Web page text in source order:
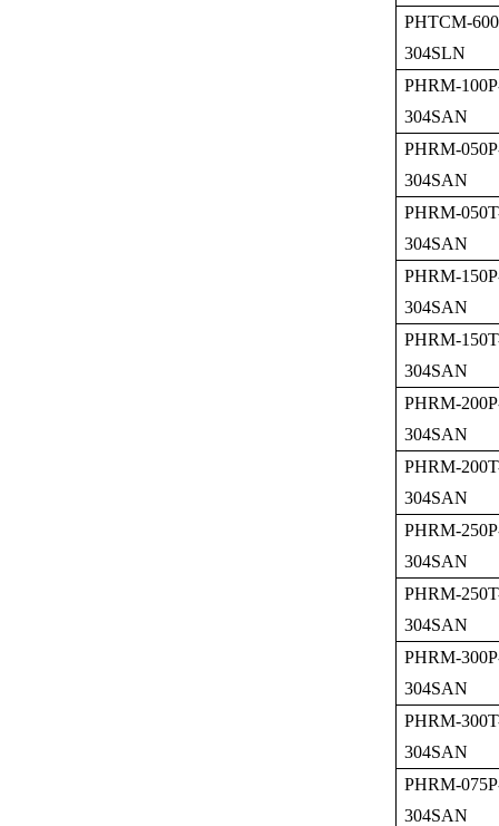
PHTCM-
304SLN
PHRM-
304SAN
PHRM-
304SAN
PHRM-
304SAN
PHRM-
304SAN
PHRM-
304SAN
PHRM-
304SAN
PHRM-
304SAN
PHRM-
304SAN
PHRM-
304SAN
PHRM-
304SAN
PHRM-
304SAN
PHRM-
304SAN